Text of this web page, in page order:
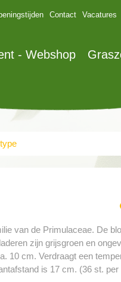
Contact Vacatures
- Webshop
van de Primulaceae. De
zijn grijsgroen en
10 cm. Verdraagt een
is 17 cm. (36 st.